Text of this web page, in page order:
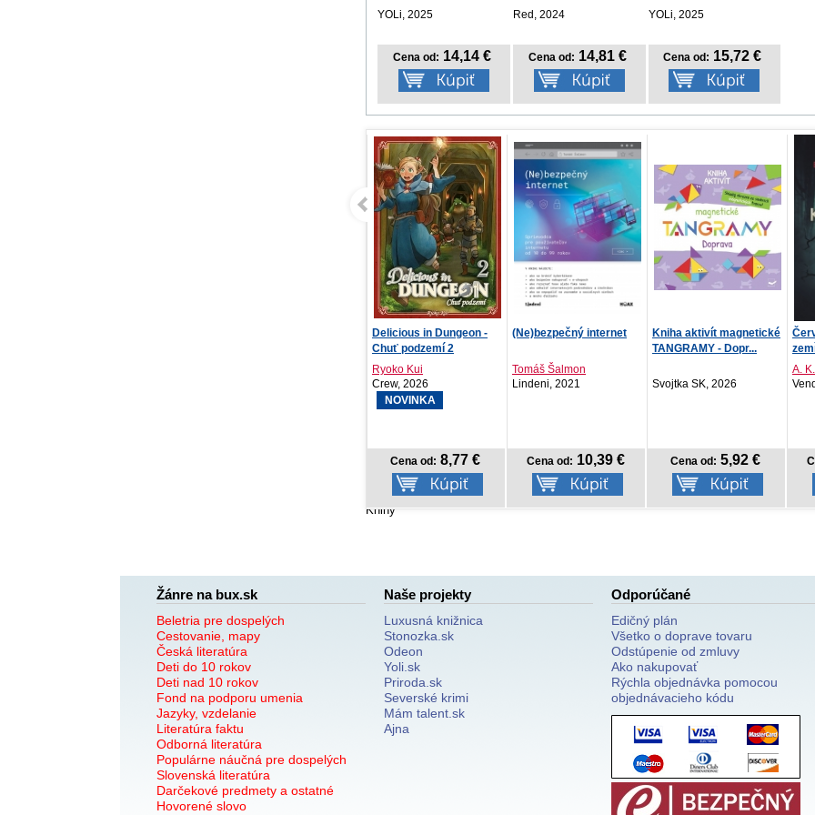
YOLi, 2025
Cena od: 14,14 €
Red, 2024
Cena od: 14,81 €
YOLi, 2025
Cena od: 15,72 €
(Ne)bezpečný internet
Tomáš Šalmon
Lindeni, 2021
Cena od:10,39 €
Kniha aktivít magnetické
Svojtka SK, 2026
Cena od: 5,92 €
Červená karkulka musí
zemřít
Vendeta, 2026
Cena od:17,59 €
Knihy
Žánre na bux.sk
Beletria pre dospelých
Cestovanie, mapy
Česká literatúra
Deti do 10 rokov
Deti nad 10 rokov
Fond na podporu umenia
Jazyky, vzdelanie
Literatúra faktu
Odborná literatúra
Populárne náučná pre dospelých
Slovenská literatúra
Darčekové predmety a ostatné
Hovorené slovo
Naše projekty
Luxusná knižnica
Stonozka.sk
Odeon
Yoli.sk
Priroda.sk
Severské krimi
Mám talent.sk
Ajna
Odporúčané
Edičný plán
Všetko o doprave tovaru
Odstúpenie od zmluvy
Ako nakupovať
Rýchla objednávka pomocou
objednávacieho kódu